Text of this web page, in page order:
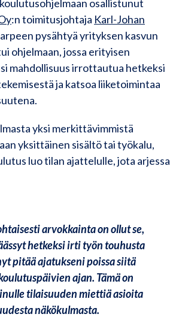
osallistunut
:n toimitusjohtaja Karl-Johan
pysähtyä yrityksen kasvun
ohjelmaan, jossa erityisen
mahdollisuus irrottautua hetkeksi
ja katsoa liiketoimintaa
yksi merkittävimmistä
yksittäinen sisältö tai työkalu,
luo tilan ajattelulle, jota arjessa
arvokkainta on ollut se,
hetkeksi irti työn touhusta
pitää ajatukseni poissa siitä
ajan. Tämä on
tilaisuuden miettiä asioita
näkökulmasta.